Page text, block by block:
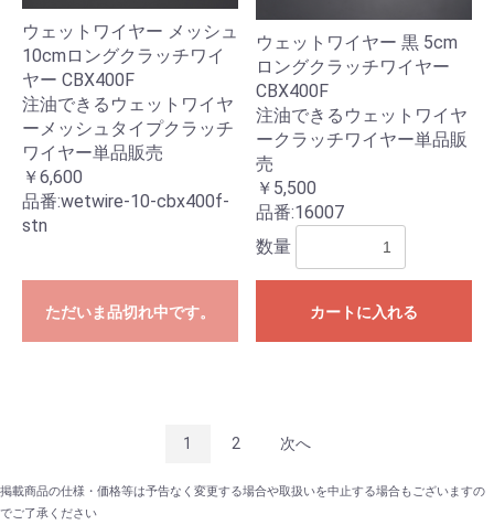
ウェットワイヤー メッシュ
10cmロングクラッチワイ
ヤー CBX400F
注油できるウェットワイヤ
ーメッシュタイプクラッチ
ワイヤー単品販売
￥6,600
品番:wetwire-10-cbx400f-
stn
ただいま品切れ中です。
ウェットワイヤー 黒 5cm
ロングクラッチワイヤー
CBX400F
注油できるウェットワイヤ
ークラッチワイヤー単品販
売
￥5,500
品番:16007
数量
カートに入れる
1 2 次へ
掲載商品の仕様・価格等は予告なく変更する場合や取扱いを中止する場合もございますの
でご了承ください